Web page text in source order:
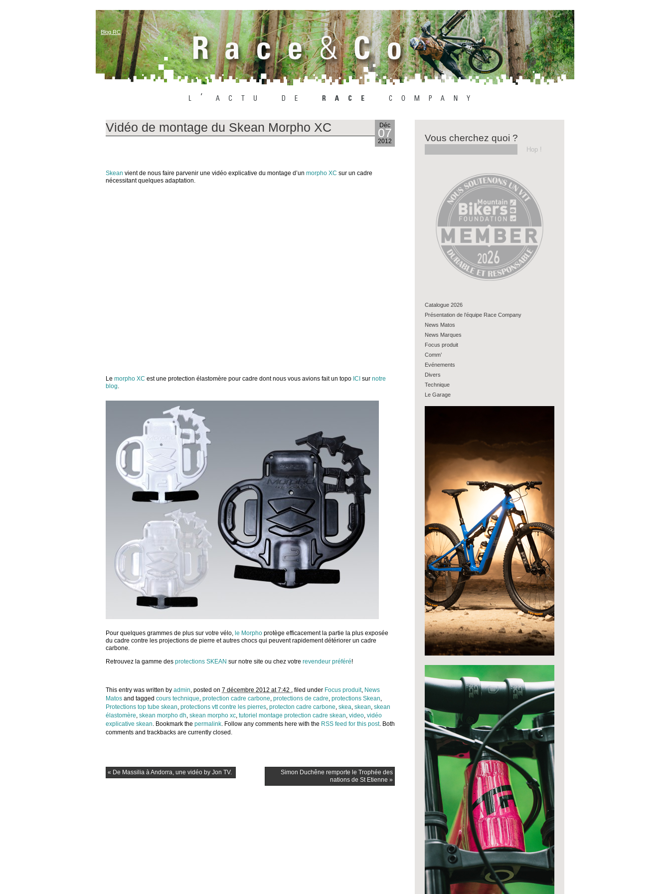
Blog RC
Déc
07
2012
Vidéo de montage du Skean Morpho XC
Skean vient de nous faire parvenir une vidéo explicative du montage d’un morpho XC sur un cadre
nécessitant quelques adaptation.
Le morpho XC est une protection élastomère pour cadre dont nous vous avions fait un topo ICI sur notre
blog.
Pour quelques grammes de plus sur votre vélo, le Morpho protège efficacement la partie la plus exposée
du cadre contre les projections de pierre et autres chocs qui peuvent rapidement détériorer un cadre
carbone.
Retrouvez la gamme des protections SKEAN sur notre site ou chez votre revendeur préféré!
This entry was written by admin , posted on 7 décembre 2012 at 7:42 , filed under Focus produit, News
Matos and tagged cours technique protection cadre carbone protections de cadre protections Skean
Protections top tube skean protections vtt contre les pierres protecton cadre carbone skea skean skean
élastomère skean morpho dh skean morpho xc tutoriel montage protection cadre skean video vidéo
explicative skean . Bookmark the permalink . Follow any comments here with the RSS feed for this post. Both
comments and trackbacks are currently closed.
« De Massilia à Andorra, une vidéo by Jon TV.
Simon Duchêne remporte le Trophée des
nations de St Etienne »
Vous cherchez quoi ?
Catalogue 2026
Présentation de l’équipe Race Company
News Matos
News Marques
Focus produit
Comm’
Evénements
Divers
Technique
Le Garage